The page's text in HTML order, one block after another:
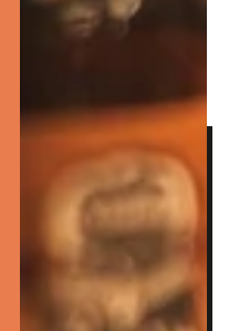
DE LA
C'EST NOTRE
CONNAISSONS
DOIGTS"